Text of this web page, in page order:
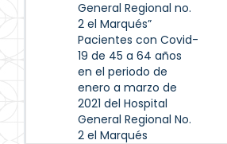
General Regional no.
2 el Marqués”
Pacientes con Covid-
19 de 45 a 64 años
en el periodo de
enero a marzo de
2021 del Hospital
General Regional No.
2 el Marqués